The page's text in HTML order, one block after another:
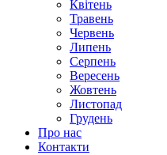
Квітень
Травень
Червень
Липень
Серпень
Вересень
Жовтень
Листопад
Грудень
Про нас
Контакти